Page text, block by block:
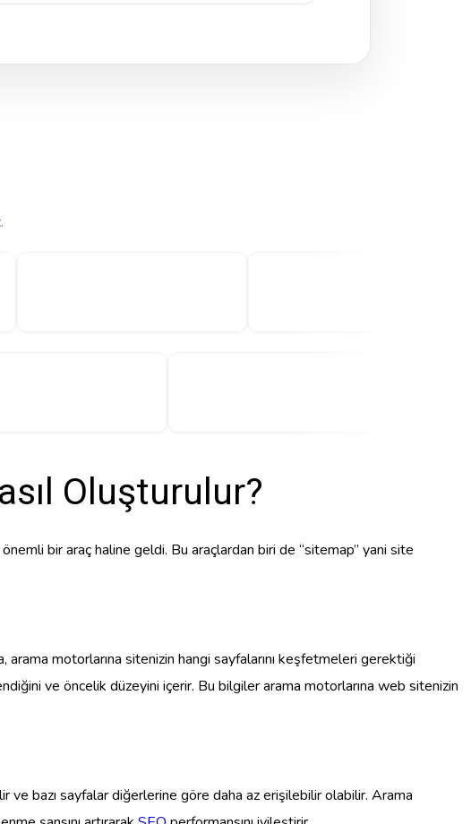
Oluşturulur?
bir araç haline geldi. Bu araçlardan biri de “sitemap” yani site
motorlarına sitenizin hangi sayfalarını keşfetmeleri gerektiği
ve öncelik düzeyini içerir. Bu bilgiler arama motorlarına web sitenizin
ve bazı sayfalar diğerlerine göre daha az erişilebilir olabilir. Arama